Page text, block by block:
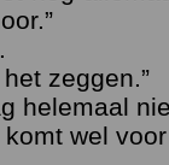
zeggen.”
helemaal
wel voor